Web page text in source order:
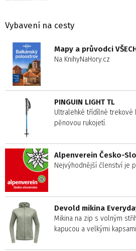
Vybavení na cesty
Mapy a průvodci
Na KnihyNaHory.cz
PINGUIN LIGHT TL
Ultralehké třídílné trekové
pěnovou rukojetí.
Alpenverein Česko-
Nejvýhodnější členství je
Devold mikina
Mikina na zip s volným
kapucou a velkými